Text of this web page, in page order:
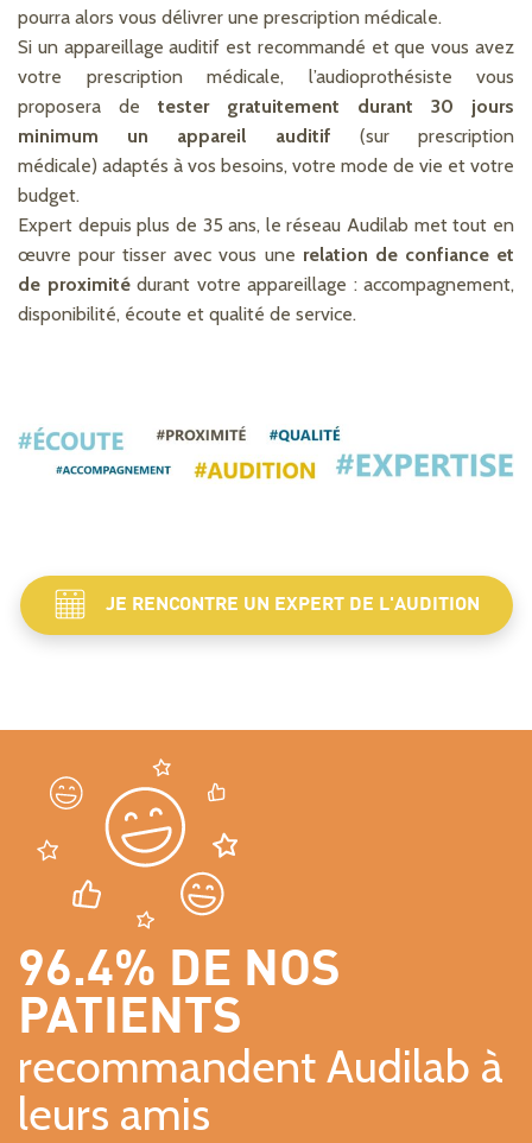
pourra alors vous délivrer une prescription médicale.
Si un appareillage auditif est recommandé et que vous avez
votre prescription médicale, l’audioprothésiste vous
proposera de tester gratuitement durant 30 jours
minimum un appareil auditif (sur prescription
médicale) adaptés à vos besoins, votre mode de vie et votre
budget.
Expert depuis plus de 35 ans, le réseau Audilab met tout en
œuvre pour tisser avec vous une relation de confiance et
de proximitédurant votre appareillage : accompagnement,
disponibilité, écoute et qualité de service.
JE RENCONTRE UN EXPERT DE L'AUDITION
96.4% DE NOS
PATIENTS
recommandent Audilab à
leurs amis